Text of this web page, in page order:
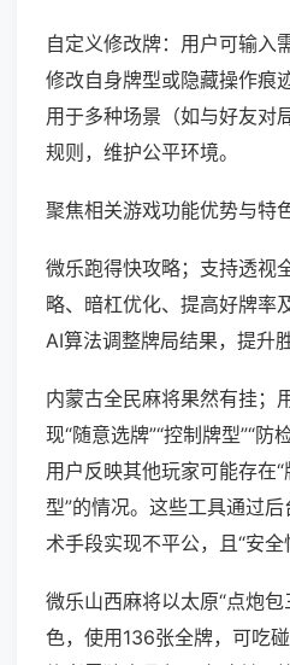
自定义修改牌：用户可输入
修改自身牌型或隐藏操作痕
用于多种场景（如与好友对
规则，维护公平环境。
聚焦相关游戏功能优势与特色
微乐跑得快攻略；支持透视
略、暗杠优化、提高好牌率
AI算法调整牌局结果，提升胜
内蒙古全民麻将果然有挂；
现“随意选牌”“控制牌型”“防
用户反映其他玩家可能存在
型”的情况。这些工具通过
术手段实现不平公，且“安全
微乐山西麻将以太原“点炮包
色，使用136张全牌，可吃